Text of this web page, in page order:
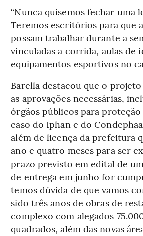
“Nunca quisemos fechar uma
Teremos escritórios para que
possam trabalhar durante a
vinculadas a corrida, aulas de
equipamentos esportivos no
Barella destacou que o
as aprovações necessárias,
órgãos públicos para
caso do Iphan e do
além de licença da prefeitura
ano e quatro meses para ser
prazo previsto em edital de
de entrega em junho for
temos dúvida de que vamos
sido três anos de obras de
complexo com alegados
quadrados, além das novas